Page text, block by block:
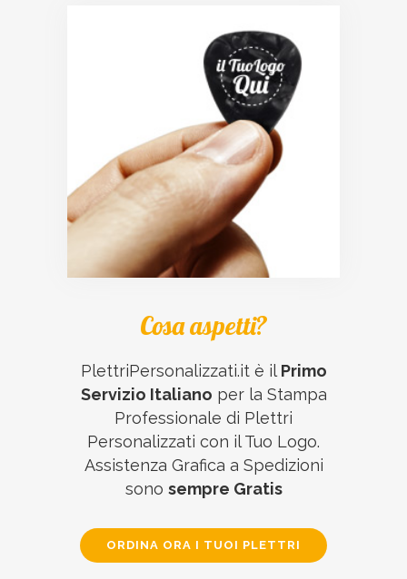
Cosa aspetti?
PlettriPersonalizzati.it è il Primo
Servizio Italiano per la Stampa
Professionale di Plettri
Personalizzati con il Tuo Logo.
Assistenza Grafica a Spedizioni
sono sempre Gratis
ORDINA ORA I TUOI PLETTRI